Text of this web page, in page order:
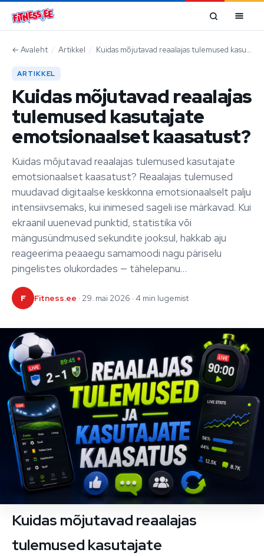
Mine sisu juurde
← Avaleht / Artikkel / Kuidas mõjutavad reaalajas tulemused kasutajate emotsionaalset kaasatust?
ARTIKKEL
Kuidas mõjutavad reaalajas
tulemused kasutajate
emotsionaalset kaasatust?
Kuidas mõjutavad reaalajas tulemused kasutajate
emotsionaalset kaasatust? Reaalajas tulemused
muudavad digitaalse keskkonna emotsionaalselt palju
intensiivsemaks, kui inimesed sageli ise märkavad. Kui
ekraanil uuenevad punktid, statistika või
mängusündmused sekundite jooksul, hakkab aju
reageerima peaaegu samamoodi nagu päriselu
pingelistes olukordades — tähelepanu…
F Fitness.ee · 29. mai 2026 · 4 min lugemist
Kuidas mõjutavad reaalajas
tulemused kasutajate